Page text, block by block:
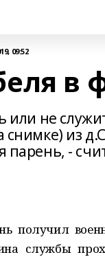
09:52
в
или не
из
-
получил
службы